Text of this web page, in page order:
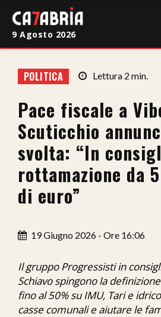
Cronaca
Giudiziaria
Politica
Sport
Attualità
Ita-Mondo
C7 Play
9 Agosto 2026
POLITICA Lettura 2 min.
Pace fiscale a
Scuticchio
svolta: “In
rottamazione da
di euro”
19 Giugno 2026 - Ore 16:06
Il gruppo Progressisti in
Schiavo spingono la
fino al 50% su IMU, Tari e
casse comunali e aiutare le